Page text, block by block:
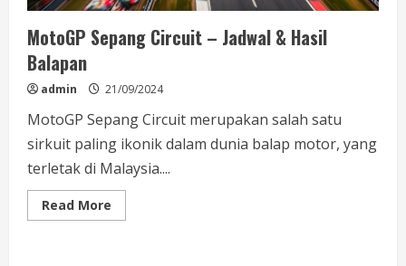
MotoGP Sepang Circuit – Jadwal & Hasil
Balapan
admin 21/09/2024
MotoGP Sepang Circuit merupakan salah satu
sirkuit paling ikonik dalam dunia balap motor, yang
terletak di Malaysia....
Read More
more